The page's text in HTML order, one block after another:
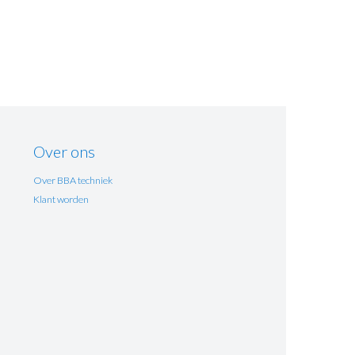
Over ons
Over BBA techniek
Klant worden